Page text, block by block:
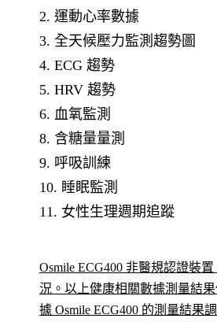
2. 運動心率數據
3. 全天候壓力監測趨勢圖
4. ECG 趨勢
5. HRV 趨勢
6. 血氧監測
8. 含糖量量測
9. 呼吸訓練
10. 睡眠監測
11. 女性生理週期追蹤
Osmile ECG400 非醫規認證裝
況。以上健康相關數據測量結
據 Osmile ECG400 的測量結果